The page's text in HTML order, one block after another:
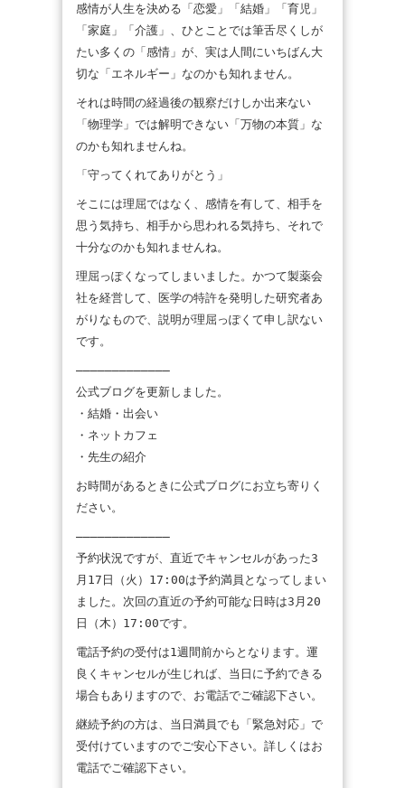
感情が人生を決める「恋愛」「結婚」「育児」
「家庭」「介護」、ひとことでは筆舌尽くしが
たい多くの「感情」が、実は人間にいちばん大
切な「エネルギー」なのかも知れません。
それは時間の経過後の観察だけしか出来ない
「物理学」では解明できない「万物の本質」な
のかも知れませんね。
「守ってくれてありがとう」
そこには理屈ではなく、感情を有して、相手を
思う気持ち、相手から思われる気持ち、それで
十分なのかも知れませんね。
理屈っぽくなってしまいました。かつて製薬会
社を経営して、医学の特許を発明した研究者あ
がりなもので、説明が理屈っぽくて申し訳ない
です。
————————————–
公式ブログを更新しました。
・結婚・出会い
・ネットカフェ
・先生の紹介
お時間があるときに公式ブログにお立ち寄りく
ださい。
————————————–
予約状況ですが、直近でキャンセルがあった3
月17日（火）17:00は予約満員となってしまい
ました。次回の直近の予約可能な日時は3月20
日（木）17:00です。
電話予約の受付は1週間前からとなります。運
良くキャンセルが生じれば、当日に予約できる
場合もありますので、お電話でご確認下さい。
継続予約の方は、当日満員でも「緊急対応」で
受付けていますのでご安心下さい。詳しくはお
電話でご確認下さい。